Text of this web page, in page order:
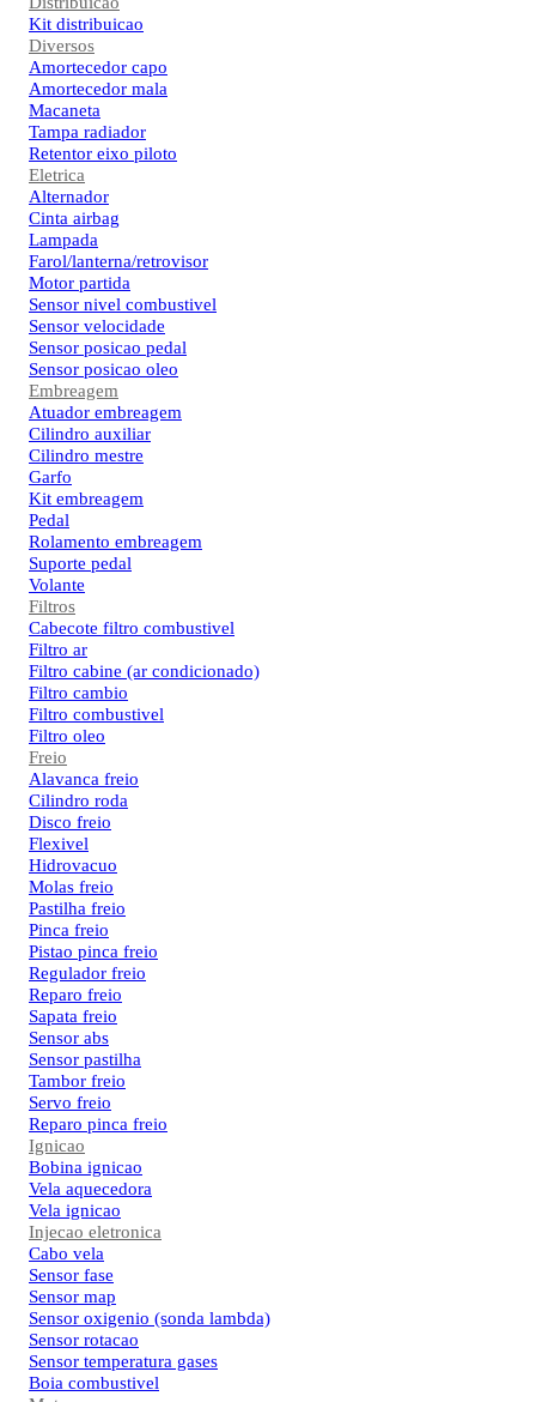
Kit distribuicao
Diversos
Amortecedor capo
Amortecedor mala
Macaneta
Tampa radiador
Retentor eixo piloto
Eletrica
Alternador
Cinta airbag
Lampada
Farol/lanterna/retrovisor
Motor partida
Sensor nivel combustivel
Sensor velocidade
Sensor posicao pedal
Sensor posicao oleo
Embreagem
Atuador embreagem
Cilindro auxiliar
Cilindro mestre
Garfo
Kit embreagem
Pedal
Rolamento embreagem
Suporte pedal
Volante
Filtros
Cabecote filtro combustivel
Filtro ar
Filtro cabine (ar condicionado)
Filtro cambio
Filtro combustivel
Filtro oleo
Freio
Alavanca freio
Cilindro roda
Disco freio
Flexivel
Hidrovacuo
Molas freio
Pastilha freio
Pinca freio
Pistao pinca freio
Regulador freio
Reparo freio
Sapata freio
Sensor abs
Sensor pastilha
Tambor freio
Servo freio
Reparo pinca freio
Ignicao
Bobina ignicao
Vela aquecedora
Vela ignicao
Injecao eletronica
Cabo vela
Sensor fase
Sensor map
Sensor oxigenio (sonda lambda)
Sensor rotacao
Sensor temperatura gases
Boia combustivel